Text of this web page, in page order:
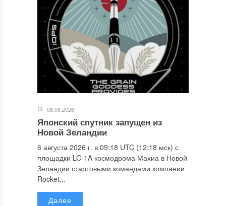
06.08.2026
Японский спутник запущен из
Новой Зеландии
6 августа 2026 г. в 09:18 UTC (12:18 мск) с
площадки LC-1A космодрома Махиа в Новой
Зеландии стартовыми командами компании
Rocket...
Далее